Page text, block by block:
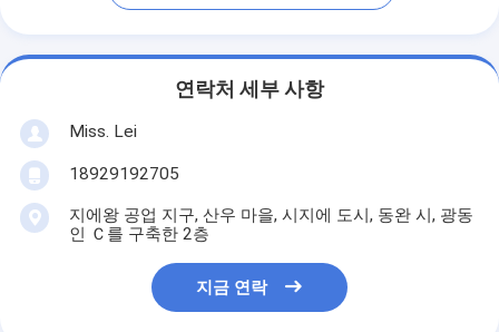
연락처 세부 사항
Miss. Lei
18929192705
지에왕 공업 지구, 산우 마을, 시지에 도시, 동완 시, 광동
인 Ｃ를 구축한 2층
지금 연락